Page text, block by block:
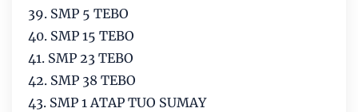
39. SMP 5 TEBO
40. SMP 15 TEBO
41. SMP 23 TEBO
42. SMP 38 TEBO
43. SMP 1 ATAP TUO SUMAY